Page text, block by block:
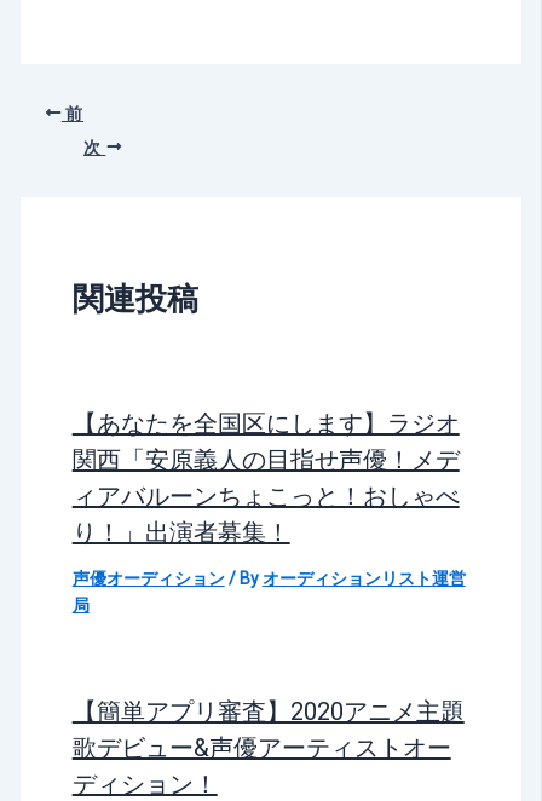
前
次
関連投稿
【あなたを全国区にします】ラジオ
関西「安原義人の目指せ声優！メデ
ィアバルーンちょこっと！おしゃべ
り！」出演者募集！
声優オーディション/ Byオーディションリスト運営
局
【簡単アプリ審査】2020アニメ主題
歌デビュー&声優アーティストオー
ディション！